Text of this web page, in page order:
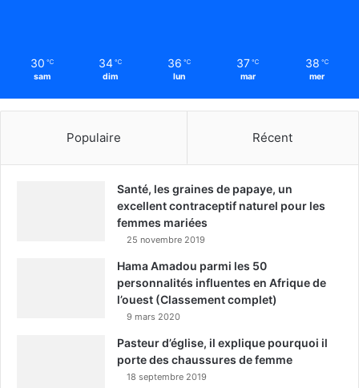
30 ℃
sam
34 ℃
dim
36 ℃
lun
37 ℃
mar
38 ℃
mer
Populaire Récent
Santé, les graines de papaye, un
excellent contraceptif naturel pour les
femmes mariées
25 novembre 2019
Hama Amadou parmi les 50
personnalités influentes en Afrique de
l’ouest (Classement complet)
9 mars 2020
Pasteur d’église, il explique pourquoi il
porte des chaussures de femme
18 septembre 2019